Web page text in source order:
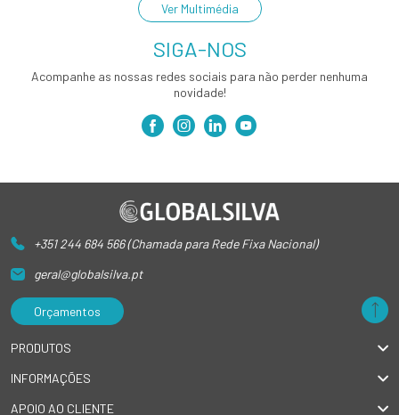
Ver Multimédia
SIGA-NOS
Acompanhe as nossas redes sociais para não perder nenhuma
novidade!
+351 244 684 566 (Chamada para Rede Fixa Nacional)
geral@globalsilva.pt
Orçamentos
PRODUTOS
INFORMAÇÕES
APOIO AO CLIENTE